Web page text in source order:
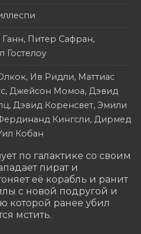
Питер Сафран,
Гостелоу
Ив Ридли, Маттиас
Джейсон Момоа, Дэвид
Дэвид Коренсвет, Эмили
Кингсли, Дирмед
Кобан
по галактике со своим
пират и
её корабль и ранит
с новой подругой и
которой ранее убил
мстить.